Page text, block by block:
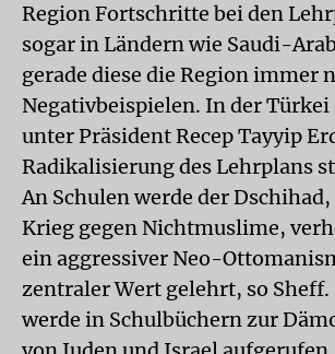
Region Fortschritte bei den
sogar in Ländern wie Saudi-
gerade diese die Region immer
Negativbeispielen. In der Türkei
unter Präsident Recep Tayyip
Radikalisierung des Lehrplans
An Schulen werde der
Krieg gegen Nichtmuslime,
ein aggressiver Neo-
zentraler Wert gelehrt, so
werde in Schulbüchern zur